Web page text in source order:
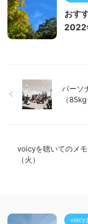
おす
2022
パーソ
（
voicyを聴いてのメ
（火）
voicy